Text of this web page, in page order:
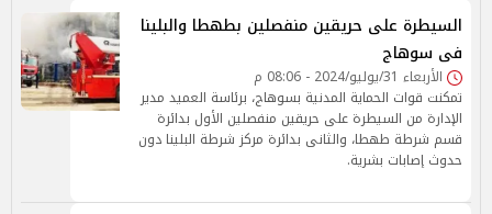
السيطرة على حريقين منفصلين بطهطا والبلينا
فى سوهاج
الأربعاء 31/يوليو/2024 - 08:06 م
تمكنت قوات الحماية المدنية بسوهاج، برئاسة العميد مدير
الإدارة من السيطرة على حريقين منفصلين الأول بدائرة
قسم شرطة طهطا، والثانى بدائرة مركز شرطة البلينا دون
حدوث إصابات بشرية.